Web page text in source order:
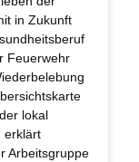
in Zukunft
Feuerwehr
lokal
erklärt
Arbeitsgruppe